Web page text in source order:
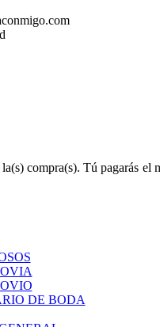
compra(s). Tú pagarás el
DE BODA